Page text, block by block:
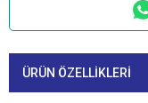
ÜRÜN ÖZELLIKLERI